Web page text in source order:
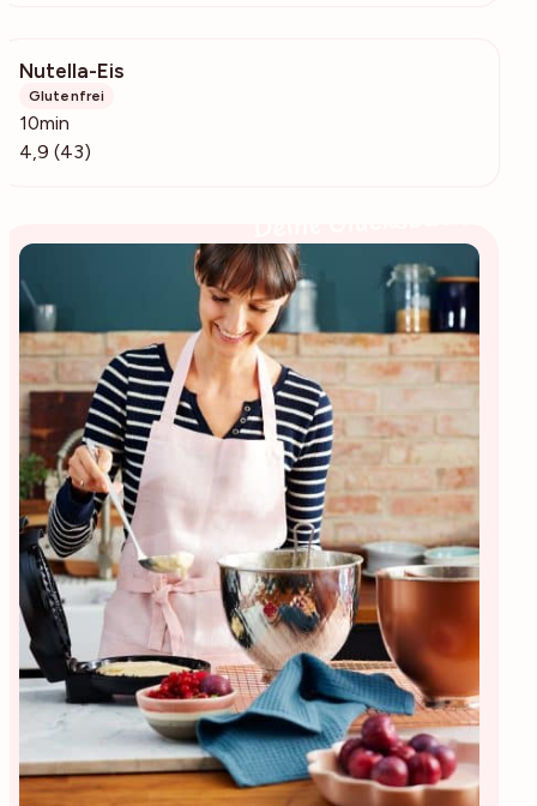
Nutella-Eis
Glutenfrei
10min
4,9 (43)